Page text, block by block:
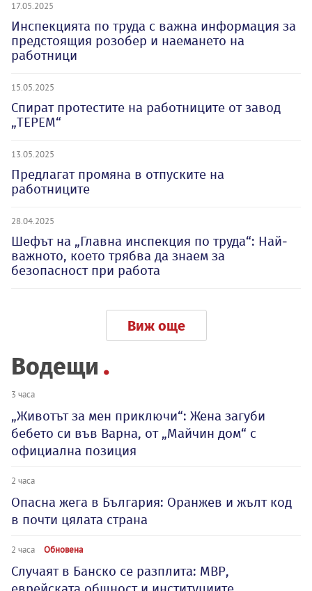
17.05.2025
Инспекцията по труда с важна информация за
предстоящия розобер и наемането на
работници
15.05.2025
Спират протестите на работниците от завод
„ТЕРЕМ“
13.05.2025
Предлагат промяна в отпуските на
работниците
28.04.2025
Шефът на „Главна инспекция по труда“: Най-
важното, което трябва да знаем за
безопасност при работа
Виж още
Водещи
3 часа
„Животът за мен приключи“: Жена загуби
бебето си във Варна, от „Майчин дом“ с
официална позиция
2 часа
Опасна жега в България: Оранжев и жълт код
в почти цялата страна
2 часа Обновена
Случаят в Банско се разплита: МВР,